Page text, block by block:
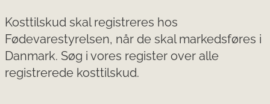
Kosttilskud skal registreres hos
Fødevarestyrelsen, når de skal markedsføres i
Danmark. Søg i vores register over alle
registrerede kosttilskud.